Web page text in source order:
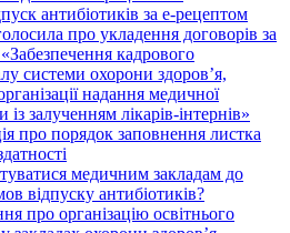
антибіотиків за е-рецептом
про укладення договорів за
кадрового
системи охорони здоров’я,
надання медичної
із залученням лікарів-інтернів»
про порядок заповнення листка
медичним закладам до
відпуску антибіотиків?
про організацію освітнього